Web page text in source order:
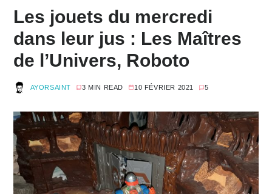
Les jouets du mercredi
dans leur jus : Les Maîtres
de l’Univers, Roboto
AYORSAINT 3 MIN READ 10 FÉVRIER 2021 5